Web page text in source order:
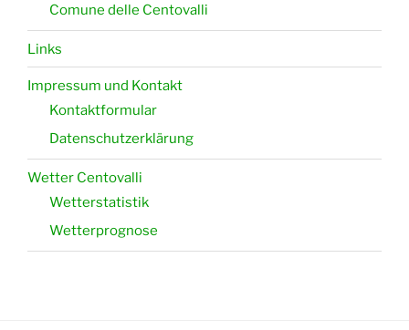
Comune delle Centovalli
Links
Impressum und Kontakt
Kontaktformular
Datenschutzerklärung
Wetter Centovalli
Wetterstatistik
Wetterprognose